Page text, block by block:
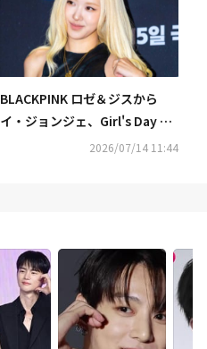
BLACKPINK ロゼ＆ジスから
イ・ジョンジェ、Girl's Day ヘ
リまで豪華集結！映画「ホー
2026/07/14 11:44